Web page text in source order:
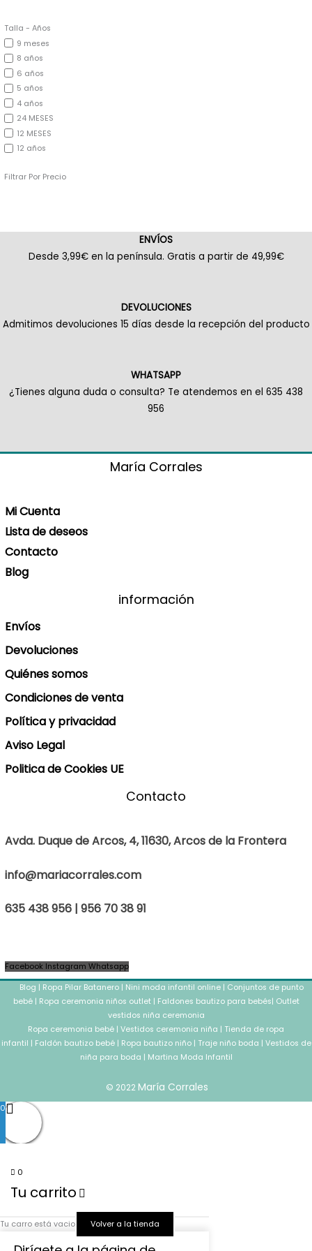
Talla - Años
9 meses
8 años
6 años
5 años
4 años
24 MESES
12 MESES
12 años
Filtrar Por Precio
ENVÍOS
Desde 3,99€ en la península. Gratis a partir de 49,99€
DEVOLUCIONES
Admitimos devoluciones 15 días desde la recepción del producto
WHATSAPP
¿Tienes alguna duda o consulta? Te atendemos en el 635 438
956
María Corrales
Mi Cuenta
Lista de deseos
Contacto
Blog
información
Envíos
Devoluciones
Quiénes somos
Condiciones de venta
Política y privacidad
Aviso Legal
Politica de Cookies UE
Contacto
Avda. Duque de Arcos, 4, 11630, Arcos de la Frontera
info@mariacorrales.com
635 438 956 | 956 70 38 91
Facebook Instagram Whatsapp
Blog | Ropa Pilar Batanero| Nini moda infantil online | Conjuntos de punto
bebé| Ropa ceremonia niños outlet| Faldones bautizo para bebés| Outlet
vestidos niña ceremonia
Ropa ceremonia bebé | Vestidos ceremonia niña | Tienda de ropa
infantil | Faldón bautizo bebé| Ropa bautizo niño| Traje niño boda | Vestidos de
niña para boda | Martina Moda Infantil
© 2022María Corrales
0
0
Tu carrito
Tu carro está vacio Volver a la tienda